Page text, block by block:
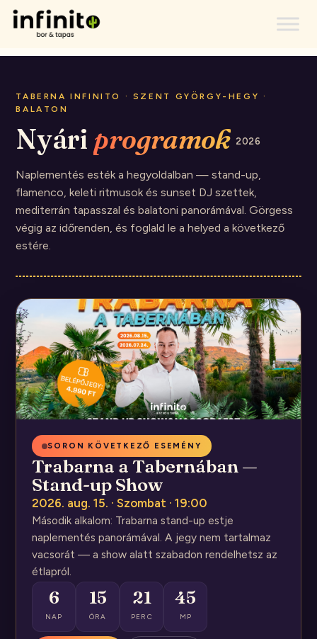
TABERNA INFINITO · SZENT GYÖRGY-HEGY ·
BALATON
Nyári programok 2026
Naplementés esték a hegyoldalban — stand-up,
flamenco, keleti ritmusok és sunset DJ szettek,
mediterrán tapasszal és balatoni panorámával. Görgess
végig az időrenden, és foglald le a helyed a következő
estére.
SORON KÖVETKEZŐ ESEMÉNY
Trabarna a Tabernában —
Stand-up Show
2026. aug. 15. · Szombat · 19:00
Második alkalom: Trabarna stand-up estje
naplementés panorámával. A jegy nem tartalmaz
vacsorát — a show alatt szabadon rendelhetsz az
étlapról.
6
NAP
15
ÓRA
21
PERC
45
MP